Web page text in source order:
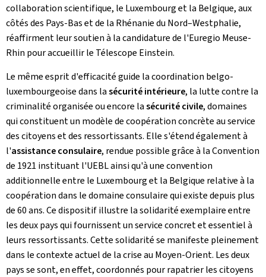
collaboration scientifique, le Luxembourg et la Belgique, aux
côtés des Pays-Bas et de la Rhénanie du Nord–Westphalie,
réaffirment leur soutien à la candidature de l'Euregio Meuse-
Rhin pour accueillir le Télescope Einstein.
Le même esprit d'efficacité guide la coordination belgo-
luxembourgeoise dans lasécuritéintérieure, la lutte contre la
criminalité organisée ou encore lasécurité civile, domaines
qui constituent un modèle de coopération concrète au service
des citoyens et des ressortissants. Elle s'étend également à
l'assistance consulaire, rendue possible grâce à la Convention
de 1921 instituant l'UEBL ainsi qu'à une convention
additionnelle entre le Luxembourg et la Belgique relative à la
coopération dans le domaine consulaire qui existe depuis plus
de 60 ans. Ce dispositif illustre la solidarité exemplaire entre
les deux pays qui fournissent un service concret et essentiel à
leurs ressortissants. Cette solidarité se manifeste pleinement
dans le contexte actuel de la crise au Moyen‑Orient. Les deux
pays se sont, en effet, coordonnés pour rapatrier les citoyens